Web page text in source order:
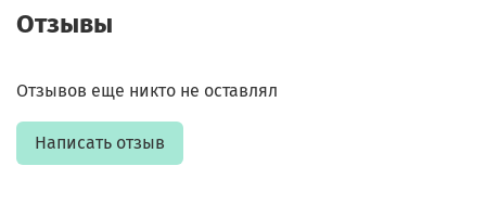
Отзывы
Отзывов еще никто не оставлял
Написать отзыв